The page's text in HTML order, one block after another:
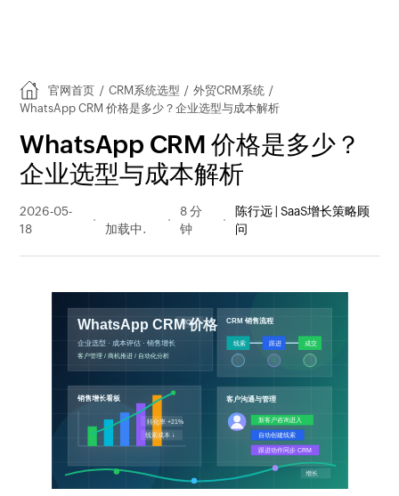
官网首页 / CRM系统选型 / 外贸CRM系统 /
WhatsApp CRM 价格是多少？企业选型与成本解析
WhatsApp CRM 价格是多少？
企业选型与成本解析
2026-05-
18
量
8 分
钟
陈行远 | SaaS增长策略顾
问